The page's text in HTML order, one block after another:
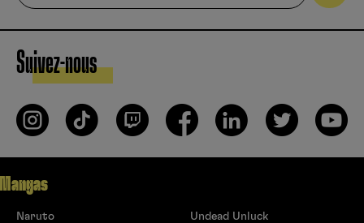
Suivez-nous
Mangas
Naruto Undead Unluck